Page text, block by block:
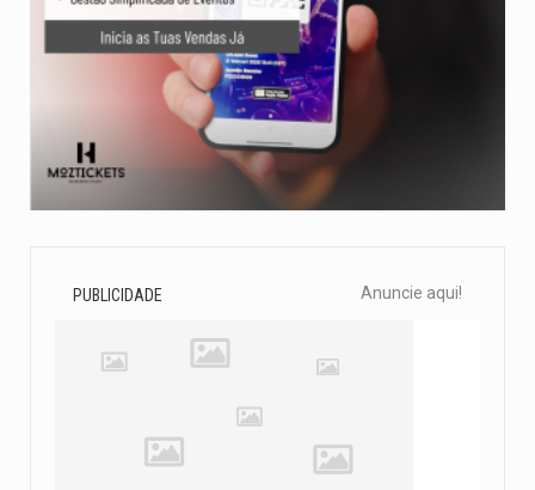
PUBLICIDADE Anuncie aqui!